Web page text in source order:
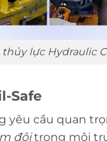
lực Hydraulic
Safe
yêu cầu quan
đôitrong môi